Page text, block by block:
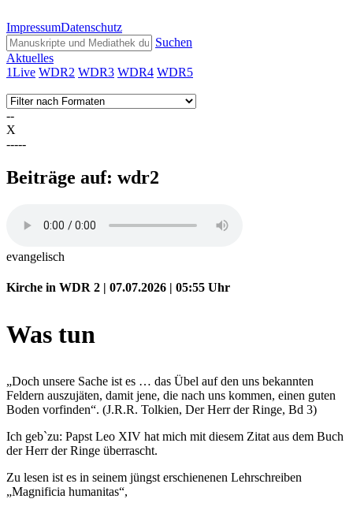
ImpressumDatenschutz
Suchen
Aktuelles
1Live WDR2 WDR3 WDR4 WDR5
--
X
-----
Beiträge auf: wdr2
evangelisch
Kirche in WDR 2 | 07.07.2026 | 05:55 Uhr
Was tun
„Doch unsere Sache ist es … das Übel auf den uns bekannten
Feldern auszujäten, damit jene, die nach uns kommen, einen guten
Boden vorfinden“. (J.R.R. Tolkien, Der Herr der Ringe, Bd 3)
Ich geb`zu: Papst Leo XIV hat mich mit diesem Zitat aus dem Buch
der Herr der Ringe überrascht.
Zu lesen ist es in seinem jüngst erschienenen Lehrschreiben
„Magnificia humanitas“,